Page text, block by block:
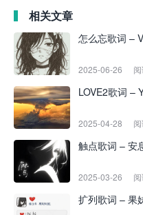
相关文章
怎么忘歌词 –
2025-06-26
LOVE2歌词 –
2025-04-28
触点歌词 – 安
2025-03-26
扩列歌词 – 果